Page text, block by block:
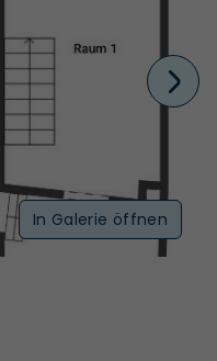
In Galerie öffnen